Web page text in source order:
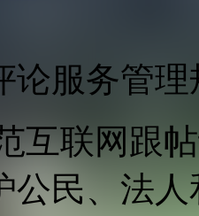
论服务管理
互联网跟
公民、法